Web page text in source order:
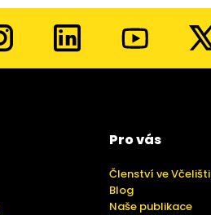
Pro vás
Členství ve Včelišti
Blog
Naše publikace